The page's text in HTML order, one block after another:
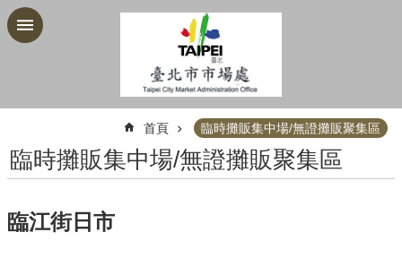
跳到主要內容區塊
首頁 臨時攤販集中場/無證攤販聚集區
臨時攤販集中場/無證攤販聚集區
臨江街日市